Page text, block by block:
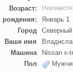
Возраст:
рождения:
Январь 1
Город
Северный
Ваше имя
Машина
Nissan x-
Пол